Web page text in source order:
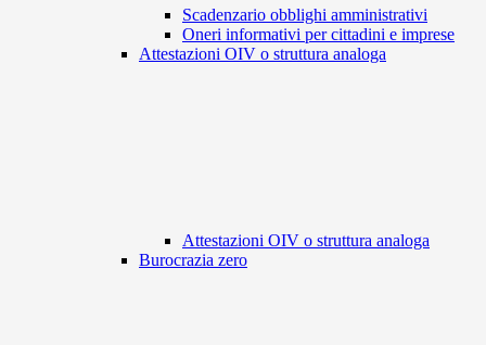
Scadenzario obblighi amministrativi
Oneri informativi per cittadini e imprese
Attestazioni OIV o struttura analoga
Attestazioni OIV o struttura analoga
Burocrazia zero